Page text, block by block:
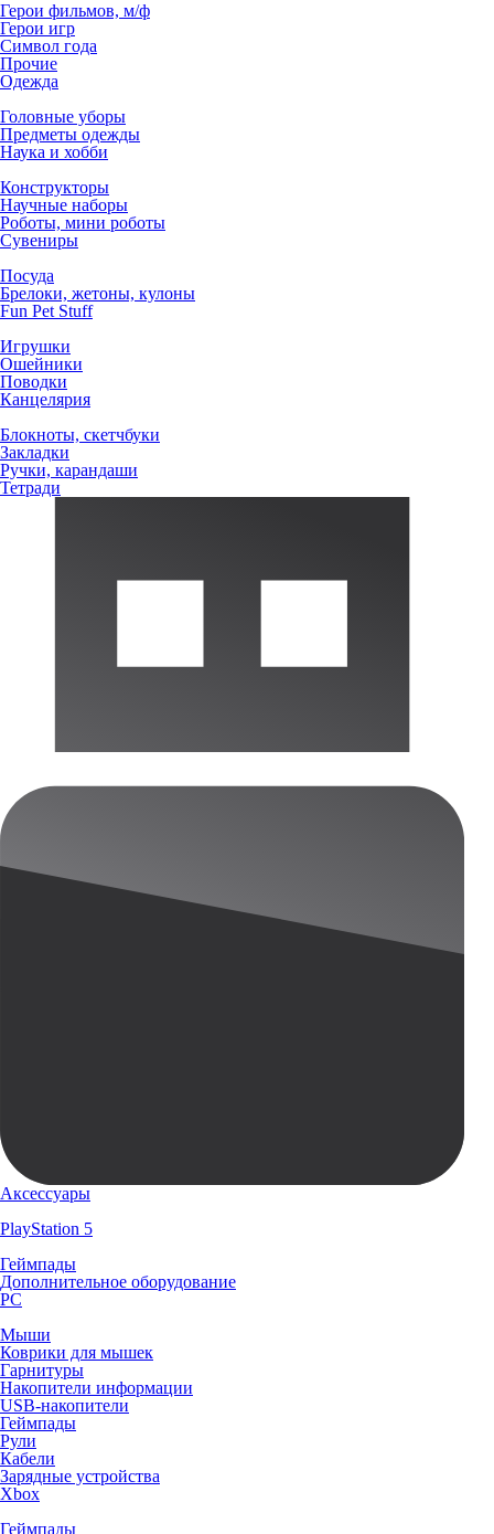
Герои фильмов, м/ф
Герои игр
Символ года
Прочие
Одежда
Головные уборы
Предметы одежды
Наука и хобби
Конструкторы
Научные наборы
Роботы, мини роботы
Сувениры
Посуда
Брелоки, жетоны, кулоны
Fun Pet Stuff
Игрушки
Ошейники
Поводки
Канцелярия
Блокноты, скетчбуки
Закладки
Ручки, карандаши
Тетради
Аксессуары
PlayStation 5
Геймпады
Дополнительное оборудование
PC
Мыши
Коврики для мышек
Гарнитуры
Накопители информации
USB-накопители
Геймпады
Рули
Кабели
Зарядные устройства
Xbox
Геймпады